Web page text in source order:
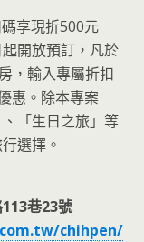
享現折500元
開放預訂，凡於
，輸入專屬折扣
惠。除本專案
「生日之旅」等
選擇。
巷23號
chihpen/